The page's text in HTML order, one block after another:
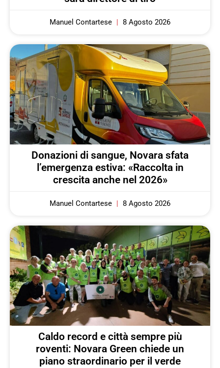
Manuel Contartese 8 Agosto 2026
Donazioni di sangue, Novara sfata
l’emergenza estiva: «Raccolta in
crescita anche nel 2026»
Manuel Contartese 8 Agosto 2026
Caldo record e città sempre più
roventi: Novara Green chiede un
piano straordinario per il verde